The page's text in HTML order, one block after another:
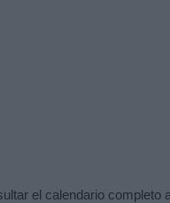
el calendario completo